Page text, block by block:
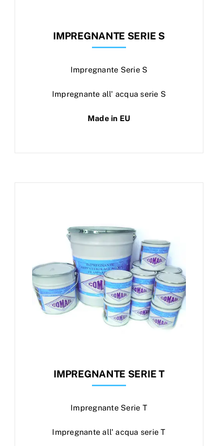
IMPREGNANTE SERIE S
Impregnante Serie S
Impregnante all' acqua serie S
Made in EU
IMPREGNANTE SERIE T
Impregnante Serie T
Impregnante all' acqua serie T